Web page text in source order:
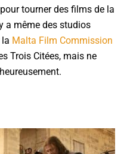
tourner des films de la
a même des studios
Malta Film Commission
Trois Citées, mais ne